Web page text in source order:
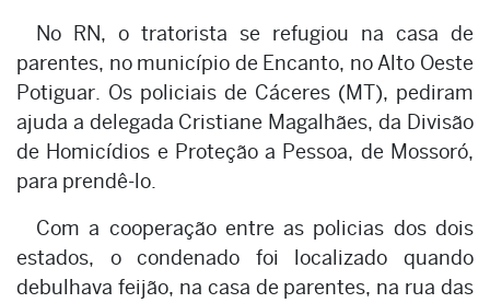
No RN, o tratorista se refugiou na casa de
parentes, no município de Encanto, no Alto Oeste
Potiguar. Os policiais de Cáceres (MT), pediram
ajuda a delegada Cristiane Magalhães, da Divisão
de Homicídios e Proteção a Pessoa, de Mossoró,
para prendê-lo.
Com a cooperação entre as policias dos dois
estados, o condenado foi localizado quando
debulhava feijão, na casa de parentes, na rua das